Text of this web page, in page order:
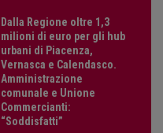
Dalla Regione oltre 1,3
milioni di euro per gli hub
urbani di Piacenza,
Vernasca e Calendasco.
Amministrazione
comunale e Unione
Commercianti:
“Soddisfatti”